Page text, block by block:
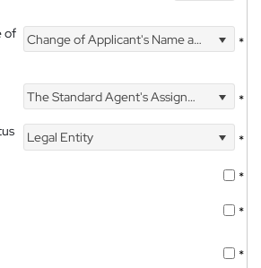
of
Change of Applicant's Name and Address *
The Standard Agent's Assignment
*
Legal Entity
*
*
*
*